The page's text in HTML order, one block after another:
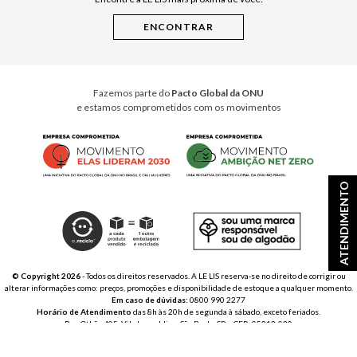
ATENDIMENTO
Fazemos parte do Pacto Global da ONU
e estamos comprometidos com os movimentos
© Copyright 2026- Todos os direitos reservados. A LE LIS reserva-se no direito de corrigir ou
alterar informações como: preços, promoções e disponibilidade de estoque a qualquer momento.
Em caso de dúvidas: 0800 990 2277
Horário de Atendimento das 8h às 20h de segunda à sábado, exceto feriados.
Rua Othão 405, Vila Leopoldina, São Paulo, SP – CEP: 05313-020